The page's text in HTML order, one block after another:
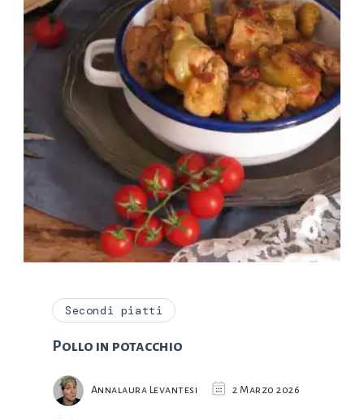
Secondi piatti
Pollo in potacchio
Annalaura Levantesi 2 Marzo 2026